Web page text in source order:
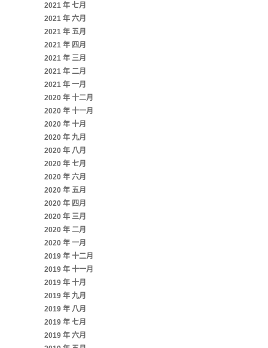
2021 年 七月
2021 年 六月
2021 年 五月
2021 年 四月
2021 年 三月
2021 年 二月
2021 年 一月
2020 年 十二月
2020 年 十一月
2020 年 十月
2020 年 九月
2020 年 八月
2020 年 七月
2020 年 六月
2020 年 五月
2020 年 四月
2020 年 三月
2020 年 二月
2020 年 一月
2019 年 十二月
2019 年 十一月
2019 年 十月
2019 年 九月
2019 年 八月
2019 年 七月
2019 年 六月